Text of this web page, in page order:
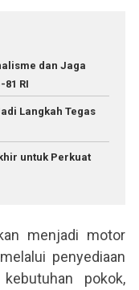
dan Jaga
RI
Langkah Tegas
untuk Perkuat
menjadi motor
penyediaan
pokok,